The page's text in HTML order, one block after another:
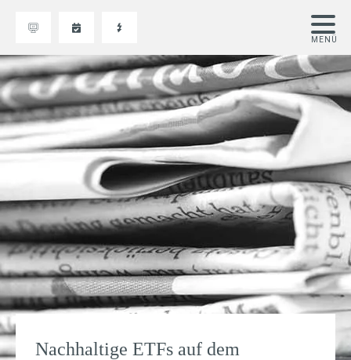
Nachhaltige ETFs auf dem